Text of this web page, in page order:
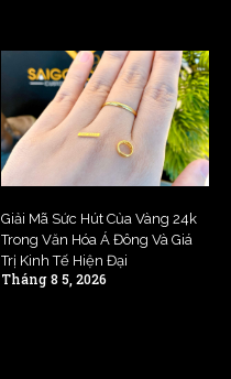
Giải Mã Sức Hút Của Vàng 24k
Trong Văn Hóa Á Đông Và Giá
Trị Kinh Tế Hiện Đại
Tháng 8 5, 2026